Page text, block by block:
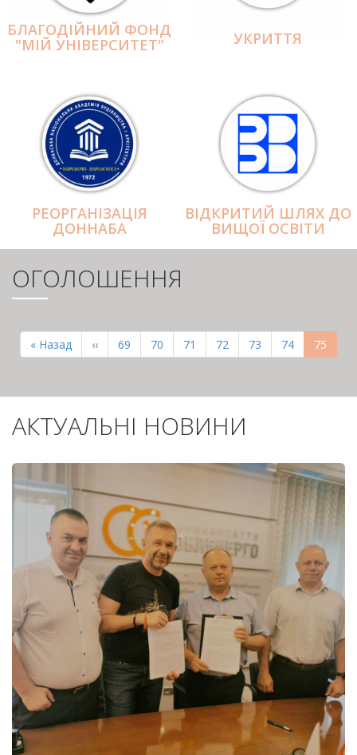
БЛАГОДІЙНИЙ ФОНД
"МІЙ УНІВЕРСИТЕТ" УКРИТТЯ
РЕОРГАНІЗАЦІЯ
ДОННАБА
ВІДКРИТИЙ ШЛЯХ ДО
ВИЩОЇ ОСВІТИ
ОГОЛОШЕННЯ
СТОРІНКИ
Перша
сторінка
« Назад
Попередня
сторінка
‹‹ Page
69 Page
70 Page
71 Page
72 Page
73 Page
74 75
АКТУАЛЬНІ НОВИНИ